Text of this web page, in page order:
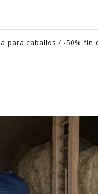
para caballos / -50% fin